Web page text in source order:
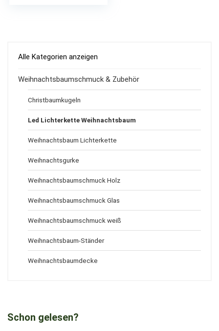
Alle Kategorien anzeigen
Weihnachtsbaumschmuck & Zubehör
Christbaumkugeln
Led Lichterkette Weihnachtsbaum
Weihnachtsbaum Lichterkette
Weihnachtsgurke
Weihnachtsbaumschmuck Holz
Weihnachtsbaumschmuck Glas
Weihnachtsbaumschmuck weiß
Weihnachtsbaum-Ständer
Weihnachtsbaumdecke
Schon gelesen?